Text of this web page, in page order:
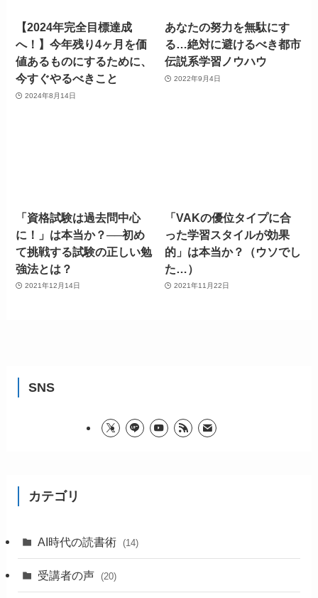
【2024年完全目標達成
へ！】今年残り4ヶ月を価
値あるものにするために、
今すぐやるべきこと
2024年8月14日
あなたの努力を無駄にす
る…絶対に避けるべき都市
伝説系学習ノウハウ
2022年9月4日
「資格試験は過去問中心
に！」は本当か？──初め
て挑戦する試験の正しい勉
強法とは？
2021年12月14日
「VAKの優位タイプに合
った学習スタイルが効果
的」は本当か？（ウソでし
た…）
2021年11月22日
SNS
カテゴリ
AI時代の読書術 (14)
受講者の声 (20)